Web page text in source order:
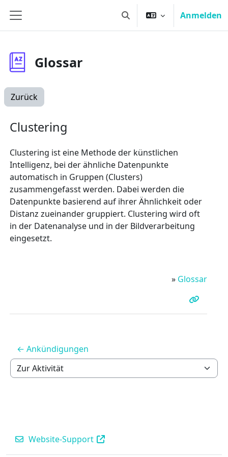
Website-Übersicht Sucheingabe umschalten
Anmelden
Glossar
Zurück
Clustering
Clustering ist eine Methode der künstlichen
Intelligenz, bei der ähnliche Datenpunkte
automatisch in Gruppen (Clusters)
zusammengefasst werden. Dabei werden die
Datenpunkte basierend auf ihrer Ähnlichkeit oder
Distanz zueinander gruppiert. Clustering wird oft
in der Datenanalyse und in der Bildverarbeitung
eingesetzt.
» Glossar
← Ankündigungen
Zur Aktivität
Website-Support